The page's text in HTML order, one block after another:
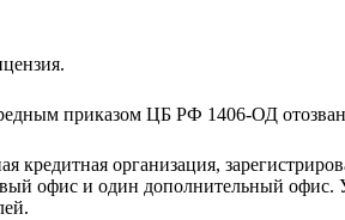
приказом ЦБ РФ 1406-ОД
кредитная организация,
офис и один дополнительный офис.